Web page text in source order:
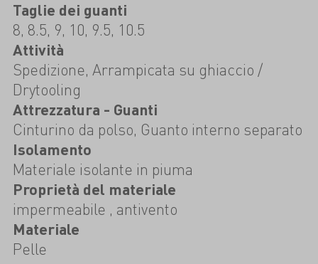
Taglie dei guanti
8, 8.5, 9, 10, 9.5, 10.5
Attività
Spedizione, Arrampicata su ghiaccio /
Drytooling
Attrezzatura - Guanti
Cinturino da polso, Guanto interno separato
Isolamento
Materiale isolante in piuma
Proprietà del materiale
impermeabile , antivento
Materiale
Pelle